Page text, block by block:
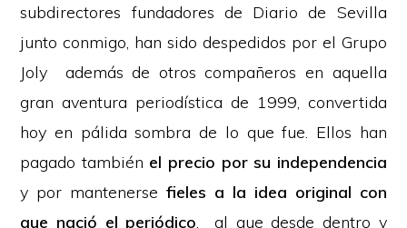
subdirectores fundadores de Diario de Sevilla
junto conmigo, han sido despedidos por el Grupo
Joly además de otros compañeros en aquella
gran aventura periodística de 1999, convertida
hoy en pálida sombra de lo que fue. Ellos han
pagado también el precio por su independencia
y por mantenersefieles a la idea original con
que nació el periódico, al que desde dentro y